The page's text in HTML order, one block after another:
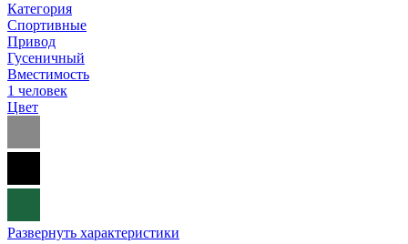
Категория
Спортивные
Привод
Гусеничный
Вместимость
1 человек
Цвет
Развернуть характеристики